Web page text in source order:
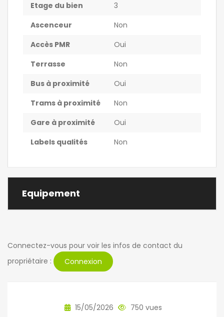
Etage du bien
3
Ascenceur
Non
Accès PMR
Oui
Terrasse
Non
Bus à proximité
Oui
Trams à proximité
Non
Gare à proximité
Oui
Labels qualités
Non
Equipement
Connectez-vous pour voir les infos de contact du
propriétaire :
Connexion
15/05/2026 750 vues